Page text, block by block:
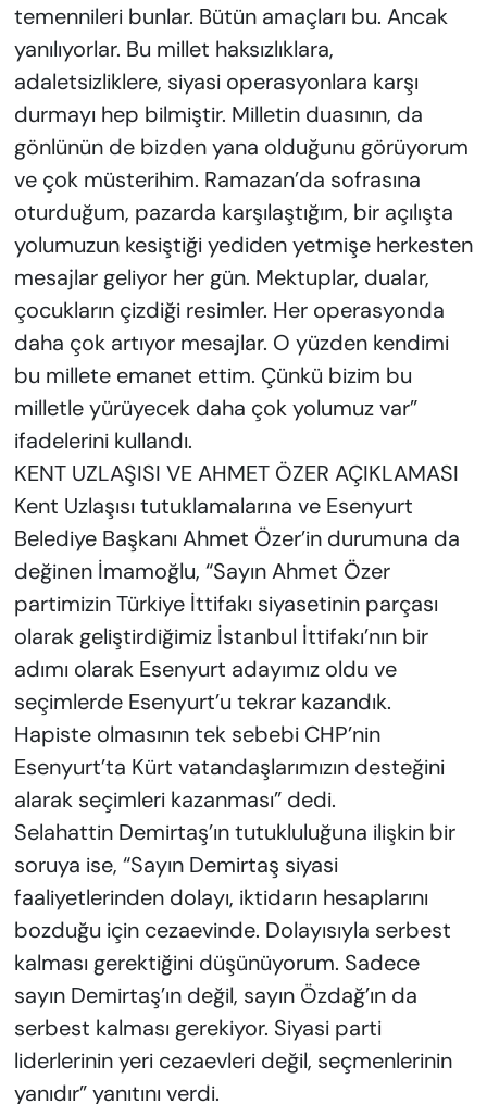
temennileri bunlar. Bütün amaçları bu. Ancak
yanılıyorlar. Bu millet haksızlıklara,
adaletsizliklere, siyasi operasyonlara karşı
durmayı hep bilmiştir. Milletin duasının, da
gönlünün de bizden yana olduğunu görüyorum
ve çok müsterihim. Ramazan’da sofrasına
oturduğum, pazarda karşılaştığım, bir açılışta
yolumuzun kesiştiği yediden yetmişe herkesten
mesajlar geliyor her gün. Mektuplar, dualar,
çocukların çizdiği resimler. Her operasyonda
daha çok artıyor mesajlar. O yüzden kendimi
bu millete emanet ettim. Çünkü bizim bu
milletle yürüyecek daha çok yolumuz var”
ifadelerini kullandı.
KENT UZLAŞISI VE AHMET ÖZER AÇIKLAMASI
Kent Uzlaşısı tutuklamalarına ve Esenyurt
Belediye Başkanı Ahmet Özer’in durumuna da
değinen İmamoğlu, “Sayın Ahmet Özer
partimizin Türkiye İttifakı siyasetinin parçası
olarak geliştirdiğimiz İstanbul İttifakı’nın bir
adımı olarak Esenyurt adayımız oldu ve
seçimlerde Esenyurt’u tekrar kazandık.
Hapiste olmasının tek sebebi CHP’nin
Esenyurt’ta Kürt vatandaşlarımızın desteğini
alarak seçimleri kazanması” dedi.
Selahattin Demirtaş’ın tutukluluğuna ilişkin bir
soruya ise, “Sayın Demirtaş siyasi
faaliyetlerinden dolayı, iktidarın hesaplarını
bozduğu için cezaevinde. Dolayısıyla serbest
kalması gerektiğini düşünüyorum. Sadece
sayın Demirtaş’ın değil, sayın Özdağ’ın da
serbest kalması gerekiyor. Siyasi parti
liderlerinin yeri cezaevleri değil, seçmenlerinin
yanıdır” yanıtını verdi.